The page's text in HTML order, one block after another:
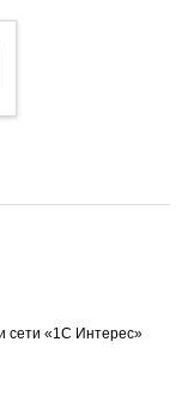
сети «1С Интерес»